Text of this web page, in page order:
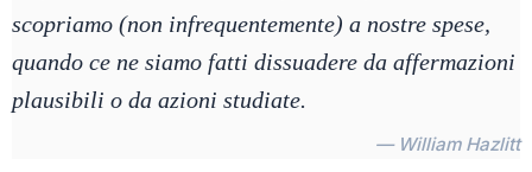
scopriamo (non infrequentemente) a nostre spese,
quando ce ne siamo fatti dissuadere da affermazioni
plausibili o da azioni studiate.
— William Hazlitt